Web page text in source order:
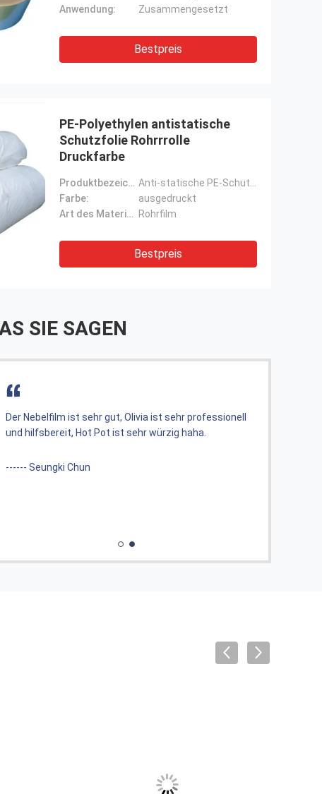
Anwendung:
Zusammengesetzt
Bestpreis
PE-Polyethylen antistatische
Schutzfolie Rohrrrolle
Druckfarbe
Produktbezeichnung:
Farbe:
ausgedruckt
Art des Materials:
Rohrfilm
Bestpreis
SIE SAGEN
Alles ist in Ordnung, die Produktion verwendet POF
Schrumpffilm und ist zufrieden.
------ Frau Vilma.